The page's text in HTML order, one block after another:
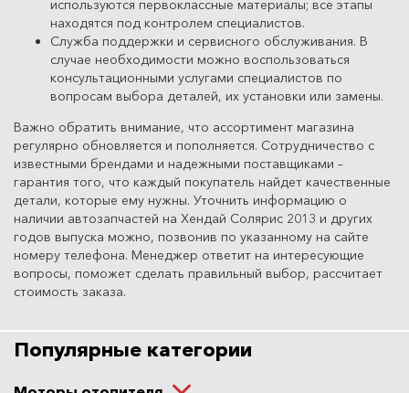
используются первоклассные материалы; все этапы
находятся под контролем специалистов.
Служба поддержки и сервисного обслуживания. В
случае необходимости можно воспользоваться
консультационными услугами специалистов по
вопросам выбора деталей, их установки или замены.
Важно обратить внимание, что ассортимент магазина
регулярно обновляется и пополняется. Сотрудничество с
известными брендами и надежными поставщиками –
гарантия того, что каждый покупатель найдет качественные
детали, которые ему нужны. Уточнить информацию о
наличии автозапчастей на Хендай Солярис 2013 и других
годов выпуска можно, позвонив по указанному на сайте
номеру телефона. Менеджер ответит на интересующие
вопросы, поможет сделать правильный выбор, рассчитает
стоимость заказа.
Популярные категории